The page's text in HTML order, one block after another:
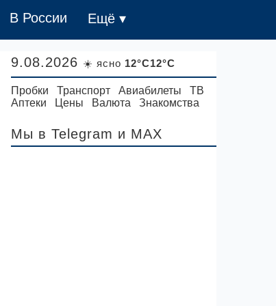
В России Ещё ▾
9.08.2026 ☀️ ясно 12°C12°C
Пробки Транспорт Авиабилеты
ТВ
Аптеки
Цены Валюта Знакомства
Мы в Telegram и MAX